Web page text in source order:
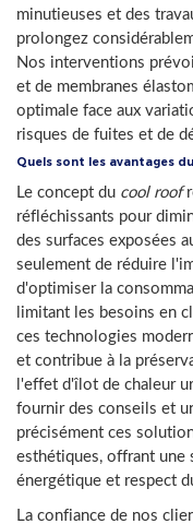
minutieuses et des
prolongez
Nos interventions
et de membranes
optimale face aux
risques de fuites et de
Quels sont les avantages
Le concept du cool roof
réfléchissants pour
des surfaces exposées
seulement de réduire
d'optimiser la
limitant les besoins en
ces technologies
et contribue à la
l'effet d'îlot de chaleur
fournir des conseils et
précisément ces
esthétiques, offrant une
énergétique et respect
La confiance de nos